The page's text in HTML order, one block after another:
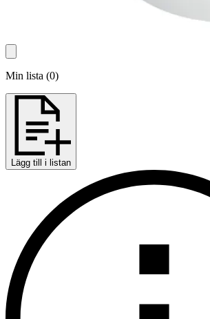
Min lista (0)
Lägg till i listan